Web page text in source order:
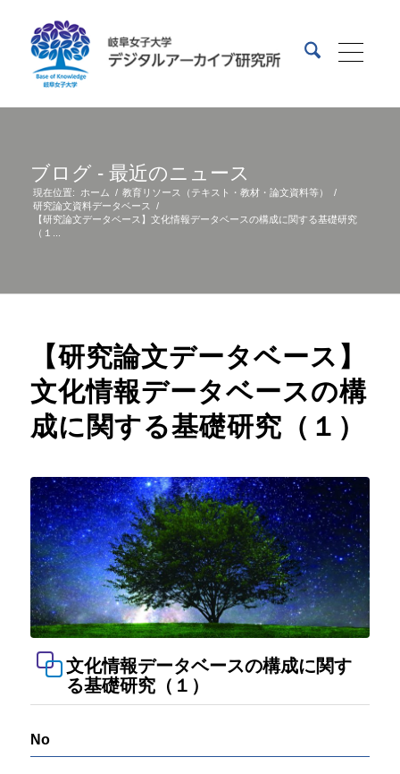
ブログ - 最近のニュース
現在位置: ホーム / 教育リソース（テキスト・教材・論文資料等）
/
研究論文資料データベース
/
【研究論文データベース】文化情報データベースの構成に関する基礎研究
（１...
【研究論文データベース】
文化情報データベースの構
成に関する基礎研究（１）
文化情報データベースの構成に関す
る基礎研究（１）
No